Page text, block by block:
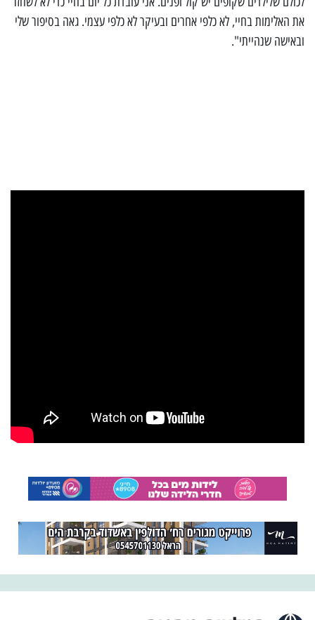
את האלימות בחיי, לא כלפי אחרים ובעיקר לא כלפי עצמי. גאה בסיפור שלי
ובאישה שנהייתי".